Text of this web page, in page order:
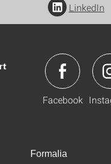
LinkedIn
Facebook
Formalia